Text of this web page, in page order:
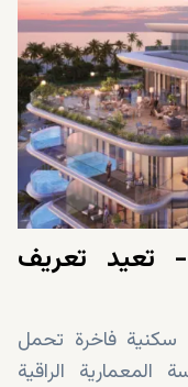
تعيد تعريف
ميوز 336 وحدة سكنية فاخرة تحمل
المعمارية الراقية